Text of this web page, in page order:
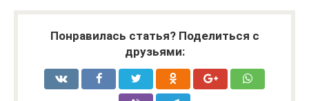
Понравилась статья? Поделиться с
друзьями: